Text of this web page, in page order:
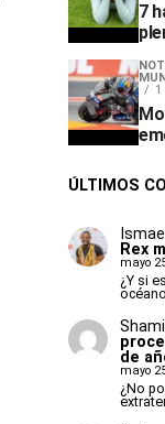
7
ÚLTIMOS
Rex
mayo
¿Y si
de
mayo
¿No